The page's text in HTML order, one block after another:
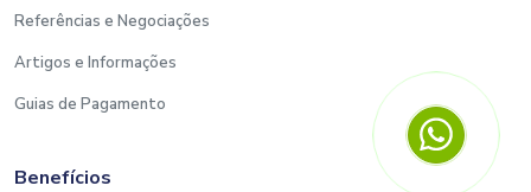
Referências e Negociações
Artigos e Informações
Guias de Pagamento
Benefícios